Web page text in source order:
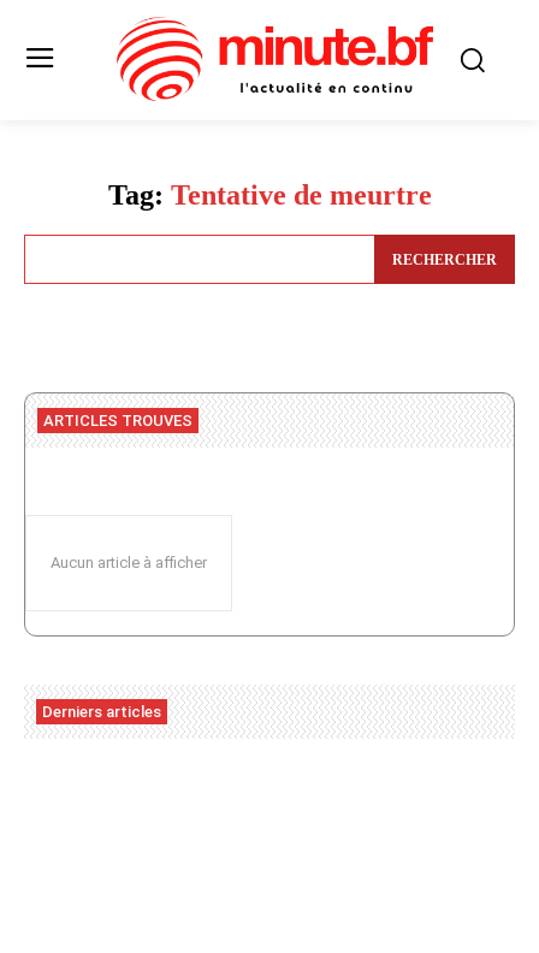
Tag: Tentative de meurtre
RECHERCHER
ARTICLES TROUVES
Aucun article à afficher
Derniers articles